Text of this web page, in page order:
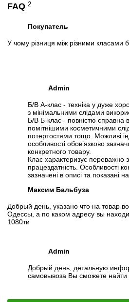
FAQ 2
Покупатель
У чому різниця між різними класами
Admin
Б/В А-клас - техніка у дуже
з мінімальними слідами
Б/В Б-клас - повністю справна
помітнішими косметичними
потертостями тощо. Можливі
особливості обов’язково
конкретного товару.
Клас характеризує переважно
працездатність. Особливості
зазначені в описі та показані
Максим Бальбуза
Добрый день, указано что на товар
Одессы, а по каком адресу вы
1080ти
Admin
Добрый день, детальную
самовывоза Вы сможете найти